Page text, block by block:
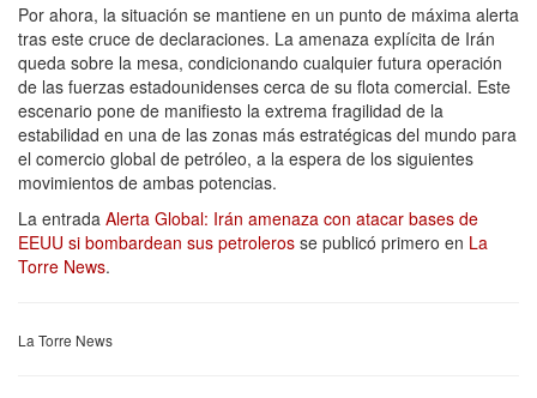
Por ahora, la situación se mantiene en un punto de máxima alerta
tras este cruce de declaraciones. La amenaza explícita de Irán
queda sobre la mesa, condicionando cualquier futura operación
de las fuerzas estadounidenses cerca de su flota comercial. Este
escenario pone de manifiesto la extrema fragilidad de la
estabilidad en una de las zonas más estratégicas del mundo para
el comercio global de petróleo, a la espera de los siguientes
movimientos de ambas potencias.
La entrada Alerta Global: Irán amenaza con atacar bases de
EEUU si bombardean sus petroleros se publicó primero en La
Torre News.
La Torre News